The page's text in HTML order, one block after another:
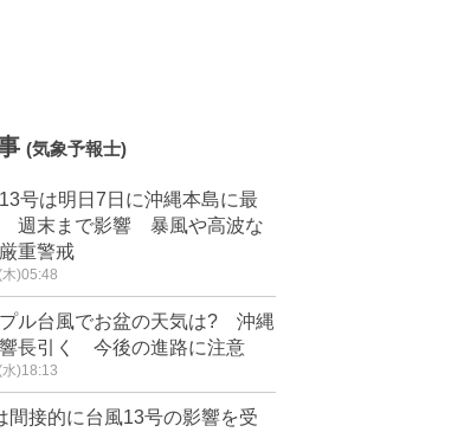
(気象予報士)
号は明日7日に沖縄本島に最
週末まで影響 暴風や高波な
重警戒
)05:48
プル台風でお盆の天気は? 沖縄
長引く 今後の進路に注意
)18:13
間接的に台風13号の影響を受